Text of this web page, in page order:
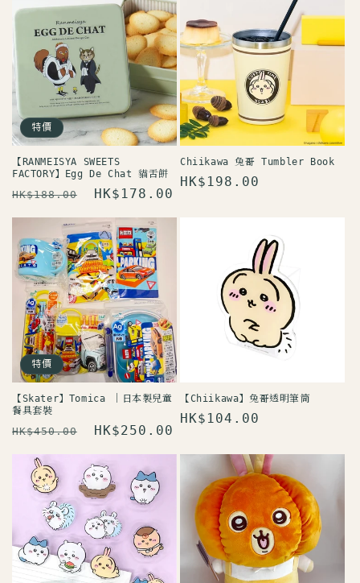
:
特價
【RANMEISYA SWEETS
FACTORY】Egg De Chat 貓舌餅
定
HK$188.00
售
HK$178.00
Chiikawa 兔哥 Tumbler Book
定
HK$198.00
特價
【Skater】Tomica ｜日本製兒童
餐具套裝
定
HK$450.00
售
HK$250.00
【Chiikawa】兔哥透明筆筒
定
HK$104.00